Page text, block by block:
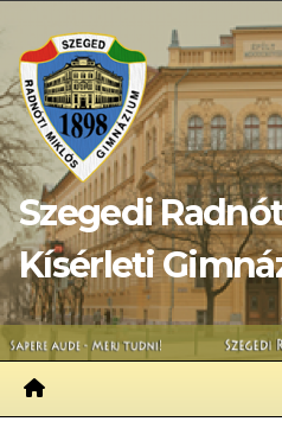
content
Szegedi
Kísérleti